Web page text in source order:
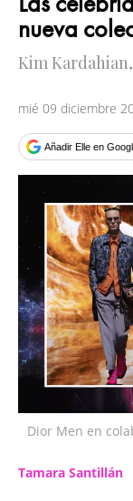
nueva
Kim
mié 09 diciembre
Añadir Elle en
Dior Men en
Tamara Santillán